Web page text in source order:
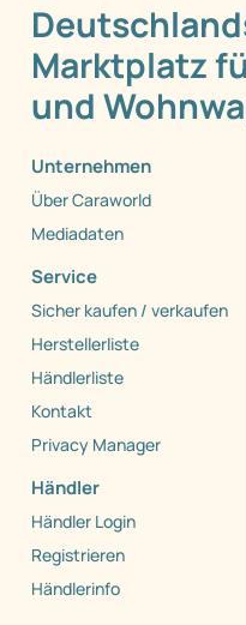
Marktplatz
und
Unternehmen
Über Caraworld
Mediadaten
Service
Sicher kaufen / verkaufen
Herstellerliste
Händlerliste
Kontakt
Privacy Manager
Händler
Händler Login
Registrieren
Händlerinfo